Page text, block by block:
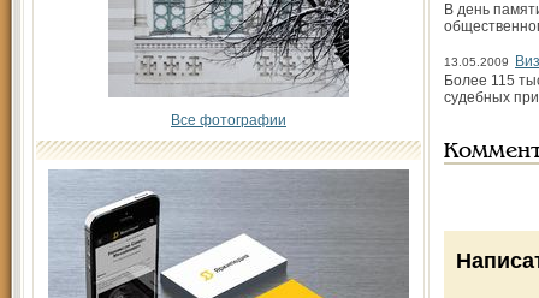
Все фотографии
В день
13.05.2009
Более 115
судебных